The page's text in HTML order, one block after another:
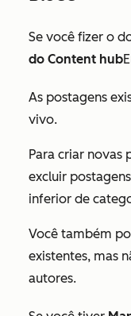
Se você fizer o
do Content hub
As postagens
vivo.
Para criar novas
excluir
inferior de
Você também
existentes, mas
autores.